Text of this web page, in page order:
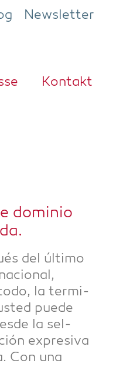
Newsletter
Kon­takt
domi­nio
del últi­mo
todo, la ter­mi­
pue­de
la sel­
expre­si­va
Con una